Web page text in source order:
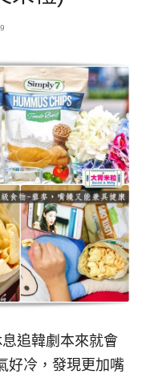
追韓劇本來就會
好冷，發現更加嘴